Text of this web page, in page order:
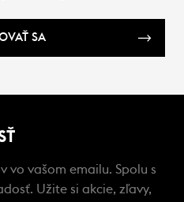
SA
vo vašom emailu. Spolu s
Užite si akcie, zľavy,